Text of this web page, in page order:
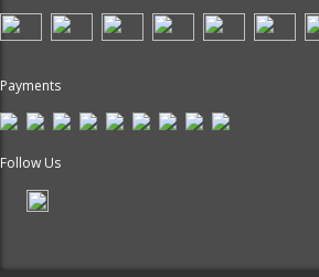
Payments
Follow Us